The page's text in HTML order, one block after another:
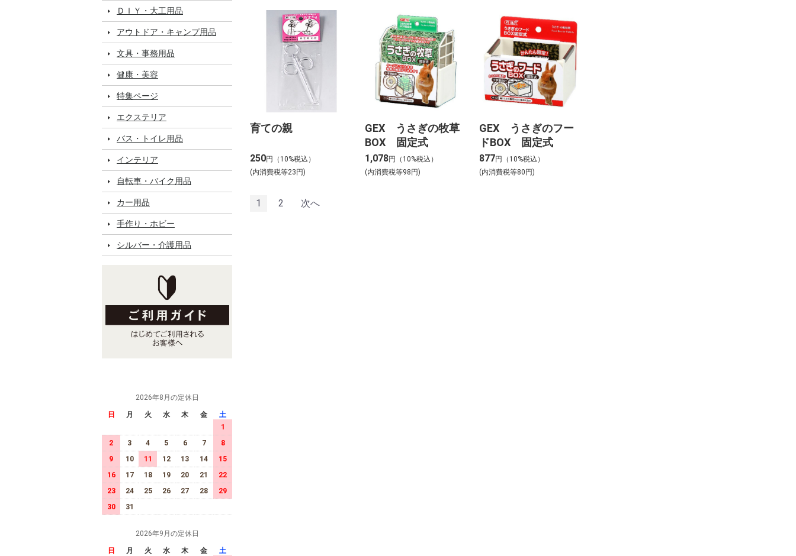
ＤＩＹ・大工用品
アウトドア・キャンプ用品
文具・事務用品
健康・美容
特集ページ
エクステリア
バス・トイレ用品
インテリア
自転車・バイク用品
カー用品
手作り・ホビー
シルバー・介護用品
2026年8月の定休日
日 月 火 水 木 金
土
1
2
3 4 5 6 7
8
9
10 11 12 13 14
15
16
17 18 19 20 21
22
23
24 25 26 27 28
29
30
31
2026年9月の定休日
日 月 火 水 木 金 土
育ての親
250円（10%税込）
(内消費税等23円)
GEX うさぎの牧草
BOX 固定式
1,078円（10%税込）
(内消費税等98円)
GEX うさぎのフー
ドBOX 固定式
877円（10%税込）
(内消費税等80円)
1 2 次へ